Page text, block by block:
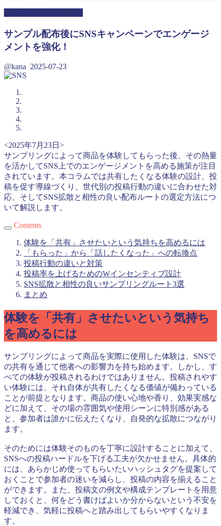
サンプル配布後にSNSキャンペーンでエンゲージ
メントを強化！
@kana 2025-07-23
<2025年7月23日>
サンプリングによって商品を体験してもらった後、その熱量
を活かしてSNS上でのエンゲージメントを高める施策が注目
されています。本コラムでは共有したくなる体験の設計、投
稿を促す導線づくり、世代別の投稿行動の違いに合わせた対
応、そしてSNS拡散と相性の良い配布ルートの選定方法につ
いて解説します。
Contents
体験を「共有」させたいという気持ちを高めるには
「もらった」から「話したくなった」への転換点
投稿行動の違いと対策
投稿率を上げるためのWインセンティブ設計
SNS拡散と相性の良いサンプリングルート3選
まとめ
体験を「共有」させたいという気持ち
を高めるには
サンプリングによって商品を実際に使用した体験は、SNSで
の共有を通じて他者への影響力を持ち始めます。しかし、す
べての体験が投稿されるわけではありません。投稿されやす
い体験には、それ自体が共有したくなる価値が備わっている
ことが前提となります。商品の使い心地や香り、効果実感な
どに加えて、その場の雰囲気や使用シーンに特別感がある
と、参加者は誰かに伝えたくなり、自発的な拡散につながり
ます。
そのためには体験そのものを丁寧に設計することに加えて、
SNSへの投稿ハードルを下げる工夫が欠かせません。具体的
には、あらかじめ使ってもらいたいハッシュタグを提案して
おくことで参加者の迷いを減らし、投稿の内容を揃えること
ができます。また、投稿文の例文や構成テンプレートを用意
しておくと、何をどう書けばよいか分からないという不安を
軽減でき、気軽に投稿へと踏み出してもらいやすくなりま
す。